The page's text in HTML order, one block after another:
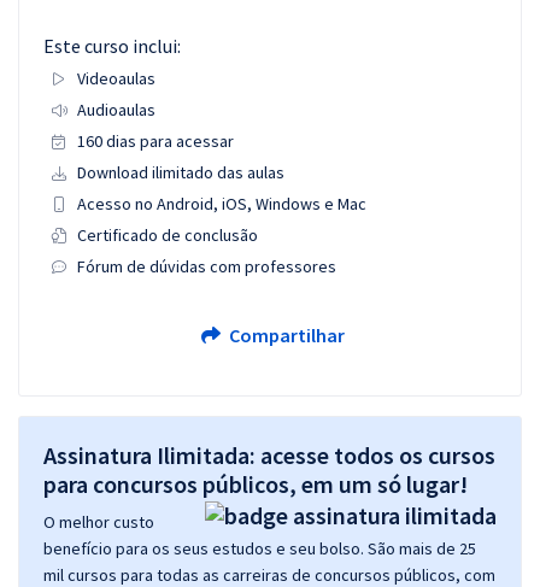
Este curso inclui:
Videoaulas
Audioaulas
160 dias para acessar
Download ilimitado das aulas
Acesso no Android, iOS, Windows e Mac
Certificado de conclusão
Fórum de dúvidas com professores
Compartilhar
Assinatura Ilimitada: acesse todos os cursos
para concursos públicos, em um só lugar!
O melhor custo
benefício para os seus estudos e seu bolso. São mais de 25
mil cursos para todas as carreiras de concursos públicos, com